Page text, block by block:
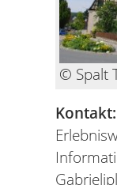
© Spalt
Kontakt: